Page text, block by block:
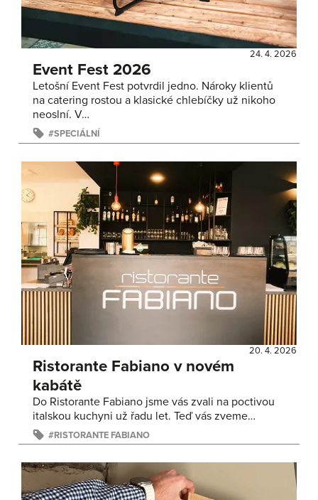
24. 4. 2026
Event Fest 2026
Letošní Event Fest potvrdil jedno. Nároky klientů
na catering rostou a klasické chlebíčky už nikoho
neoslní. V…
SPECIÁLNÍ
20. 4. 2026
Ristorante Fabiano v novém
kabátě
Do Ristorante Fabiano jsme vás zvali na poctivou
italskou kuchyni už řadu let. Teď vás zveme…
RISTORANTE FABIANO